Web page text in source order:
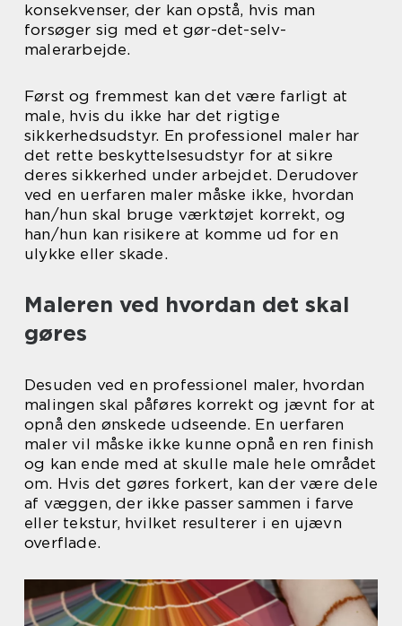
konsekvenser, der kan opstå, hvis man
forsøger sig med et gør-det-selv-
malerarbejde.
Først og fremmest kan det være farligt at
male, hvis du ikke har det rigtige
sikkerhedsudstyr. En professionel maler har
det rette beskyttelsesudstyr for at sikre
deres sikkerhed under arbejdet. Derudover
ved en uerfaren maler måske ikke, hvordan
han/hun skal bruge værktøjet korrekt, og
han/hun kan risikere at komme ud for en
ulykke eller skade.
Maleren ved hvordan det skal
gøres
Desuden ved en professionel maler, hvordan
malingen skal påføres korrekt og jævnt for at
opnå den ønskede udseende. En uerfaren
maler vil måske ikke kunne opnå en ren finish
og kan ende med at skulle male hele området
om. Hvis det gøres forkert, kan der være dele
af væggen, der ikke passer sammen i farve
eller tekstur, hvilket resulterer i en ujævn
overflade.